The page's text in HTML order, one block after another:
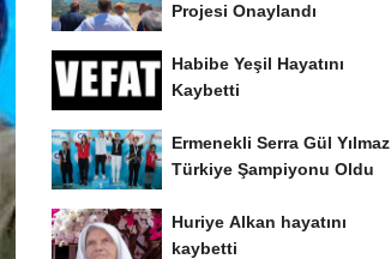
Projesi Onaylandı
Habibe Yeşil Hayatını
Kaybetti
Ermenekli Serra Gül Yılmaz
Türkiye Şampiyonu Oldu
Huriye Alkan hayatını
kaybetti